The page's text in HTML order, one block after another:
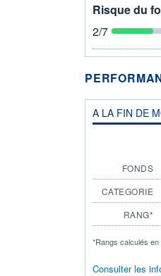
Risque du
2/7
A LA FIN DE
FONDS
CATEGORIE
RANG*
*Rangs calculés
Consulter les